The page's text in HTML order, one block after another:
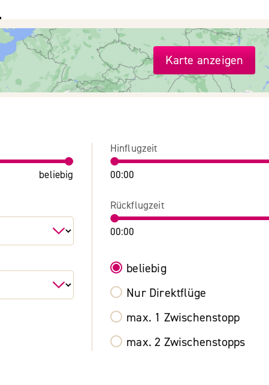
Karte anzeigen
beliebig
Hinflugzeit
00:00
Rückflugzeit
00:00
beliebig
Nur Direktflüge
max. 1 Zwischenstopp
max. 2 Zwischenstopps